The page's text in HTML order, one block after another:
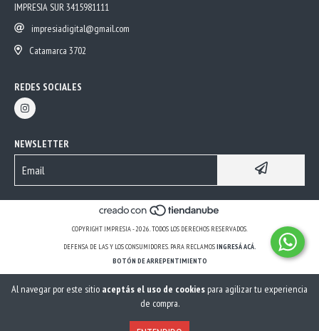
Al navegar por este sitio aceptás el uso de cookies para agilizar tu experiencia
de compra.
IMPRESIA SUR 3415981111
impresiadigital@gmail.com
Catamarca 3702
REDES SOCIALES
NEWSLETTER
COPYRIGHT IMPRESIA - 2026. TODOS LOS DERECHOS RESERVADOS.
DEFENSA DE LAS Y LOS CONSUMIDORES. PARA RECLAMOSINGRESÁ ACÁ.
BOTÓN DE ARREPENTIMIENTO